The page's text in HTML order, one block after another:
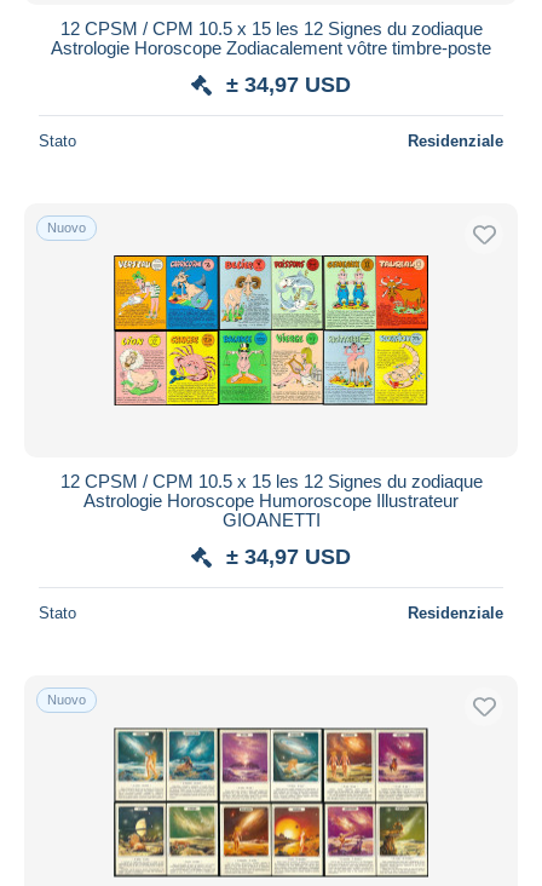
12 CPSM / CPM 10.5 x 15 les 12 Signes du zodiaque
Astrologie Horoscope Zodiacalement vôtre timbre-poste
± 34,97 USD
Stato Residenziale
Nuovo
12 CPSM / CPM 10.5 x 15 les 12 Signes du zodiaque
Astrologie Horoscope Humoroscope Illustrateur
GIOANETTI
± 34,97 USD
Stato Residenziale
Nuovo